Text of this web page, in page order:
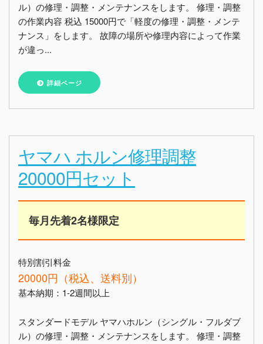
ル）の修理・調整・メンテナンスをします。 修理・調整
の作業内容 税込 15000円で「軽度の修理・調整・メンテ
ナンス」をします。 故障の場所や修理内容によって作業
が違っ...
詳細ページ
ヤマハ ホルン修理調整
20000円セット
毎月先着2名様限定
特別割引料金
20000円（税込、送料別）
基本納期：1-2週間以上
スタンダードモデル ヤマハホルン（シングル・フルダブ
ル）の修理・調整・メンテナンスをします。 修理・調整